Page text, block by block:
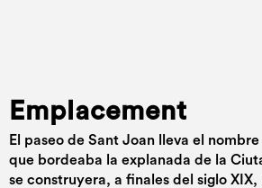
Emplacement
El paseo de Sant Joan lleva el
que bordeaba la explanada de la
se construyera, a finales del siglo